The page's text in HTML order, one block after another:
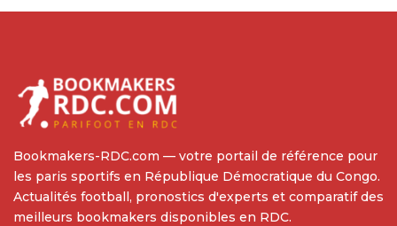
Bookmakers-RDC.com — votre portail de référence pour
les paris sportifs en République Démocratique du Congo.
Actualités football, pronostics d'experts et comparatif des
meilleurs bookmakers disponibles en RDC.